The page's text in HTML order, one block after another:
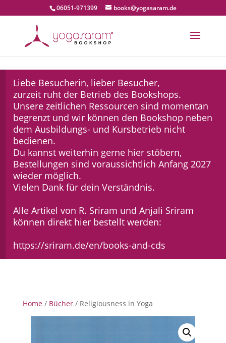
06051-971399 books@yogasaram.de
Liebe Besucherin, lieber Besucher,
zurzeit ruht der Betrieb des Bookshops.
Unsere zeitlichen Ressourcen sind momentan
begrenzt und wir können den Bookshop neben
dem Ausbildungs- und Kursbetrieb nicht
bedienen.
Du kannst weiterhin gerne hier stöbern,
Bestellungen sind voraussichtlich Anfang 2027
wieder möglich.
Vielen Dank für dein Verständnis.
Alle Artikel von R. Sriram und Anjali Sriram
können direkt hier bestellt werden:
https://sriram.de/en/books-and-cds
Home/ Bücher/ Religiousness in Yoga